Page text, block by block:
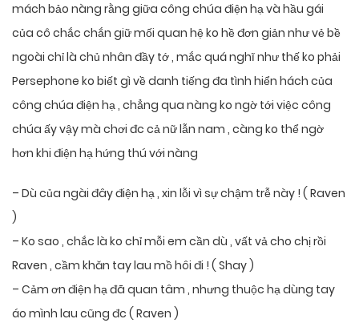
mách bảo nàng rằng giữa công chúa điện hạ và hầu gái
của cô chắc chắn giữ mối quan hệ ko hề đơn giản như vẻ bề
ngoài chỉ là chủ nhân đầy tớ , mắc quá nghĩ như thế ko phải
Persephone ko biết gì về danh tiếng đa tình hiển hách của
công chúa điện hạ , chẳng qua nàng ko ngờ tới việc công
chúa ấy vậy mà chơi đc cả nữ lẫn nam , càng ko thể ngờ
hơn khi điện hạ hứng thú với nàng
– Dù của ngài đây điện hạ , xin lỗi vì sự chậm trễ này ! ( Raven
)
– Ko sao , chắc là ko chỉ mỗi em cần dù , vất vả cho chị rồi
Raven , cầm khăn tay lau mồ hôi đi ! ( Shay )
– Cảm ơn điện hạ đã quan tâm , nhưng thuộc hạ dùng tay
áo mình lau cũng đc ( Raven )